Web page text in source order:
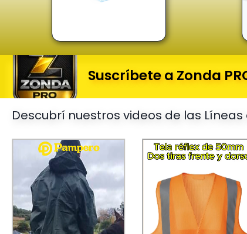
Suscríbete a Zonda
Descubrí nuestros videos de las